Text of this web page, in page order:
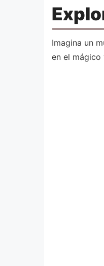
Imagina un
en el mágico